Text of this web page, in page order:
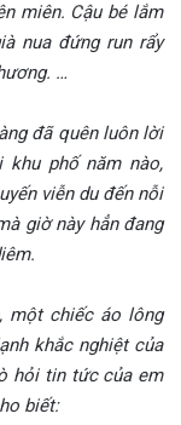
miên. Cậu bé lắm
nua đứng run rẩy
…
đã quên luôn lời
phố năm nào,
viễn du đến nỗi
giờ này hẳn đang
một chiếc áo lông
khắc nghiệt của
hỏi tin tức của em
biết: